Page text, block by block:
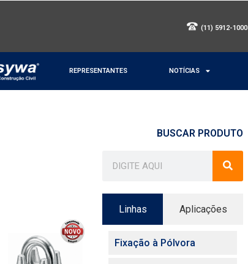
(11) 5912-1000
REPRESENTANTES NOTÍCIAS
BUSCAR PRODUTO
Linhas Aplicações
Fixação à Pólvora